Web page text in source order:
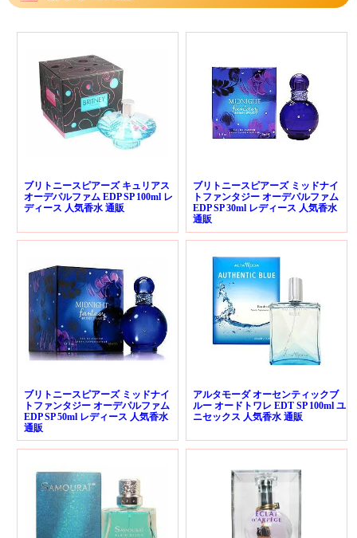
ブリトニースピアーズ キュリアス
オーデパルファム EDP SP 100ml レ
ディース 人気香水 通販
ブリトニースピアーズ ミッドナイ
トファンタジー オーデパルファム
EDP SP 30ml レディース 人気香水
通販
ブリトニースピアーズ ミッドナイ
トファンタジー オーデパルファム
EDP SP 50ml レディース 人気香水
通販
アルタモーダ オーセンティックブ
ルー オードトワレ EDT SP 100ml ユ
ニセックス 人気香水 通販